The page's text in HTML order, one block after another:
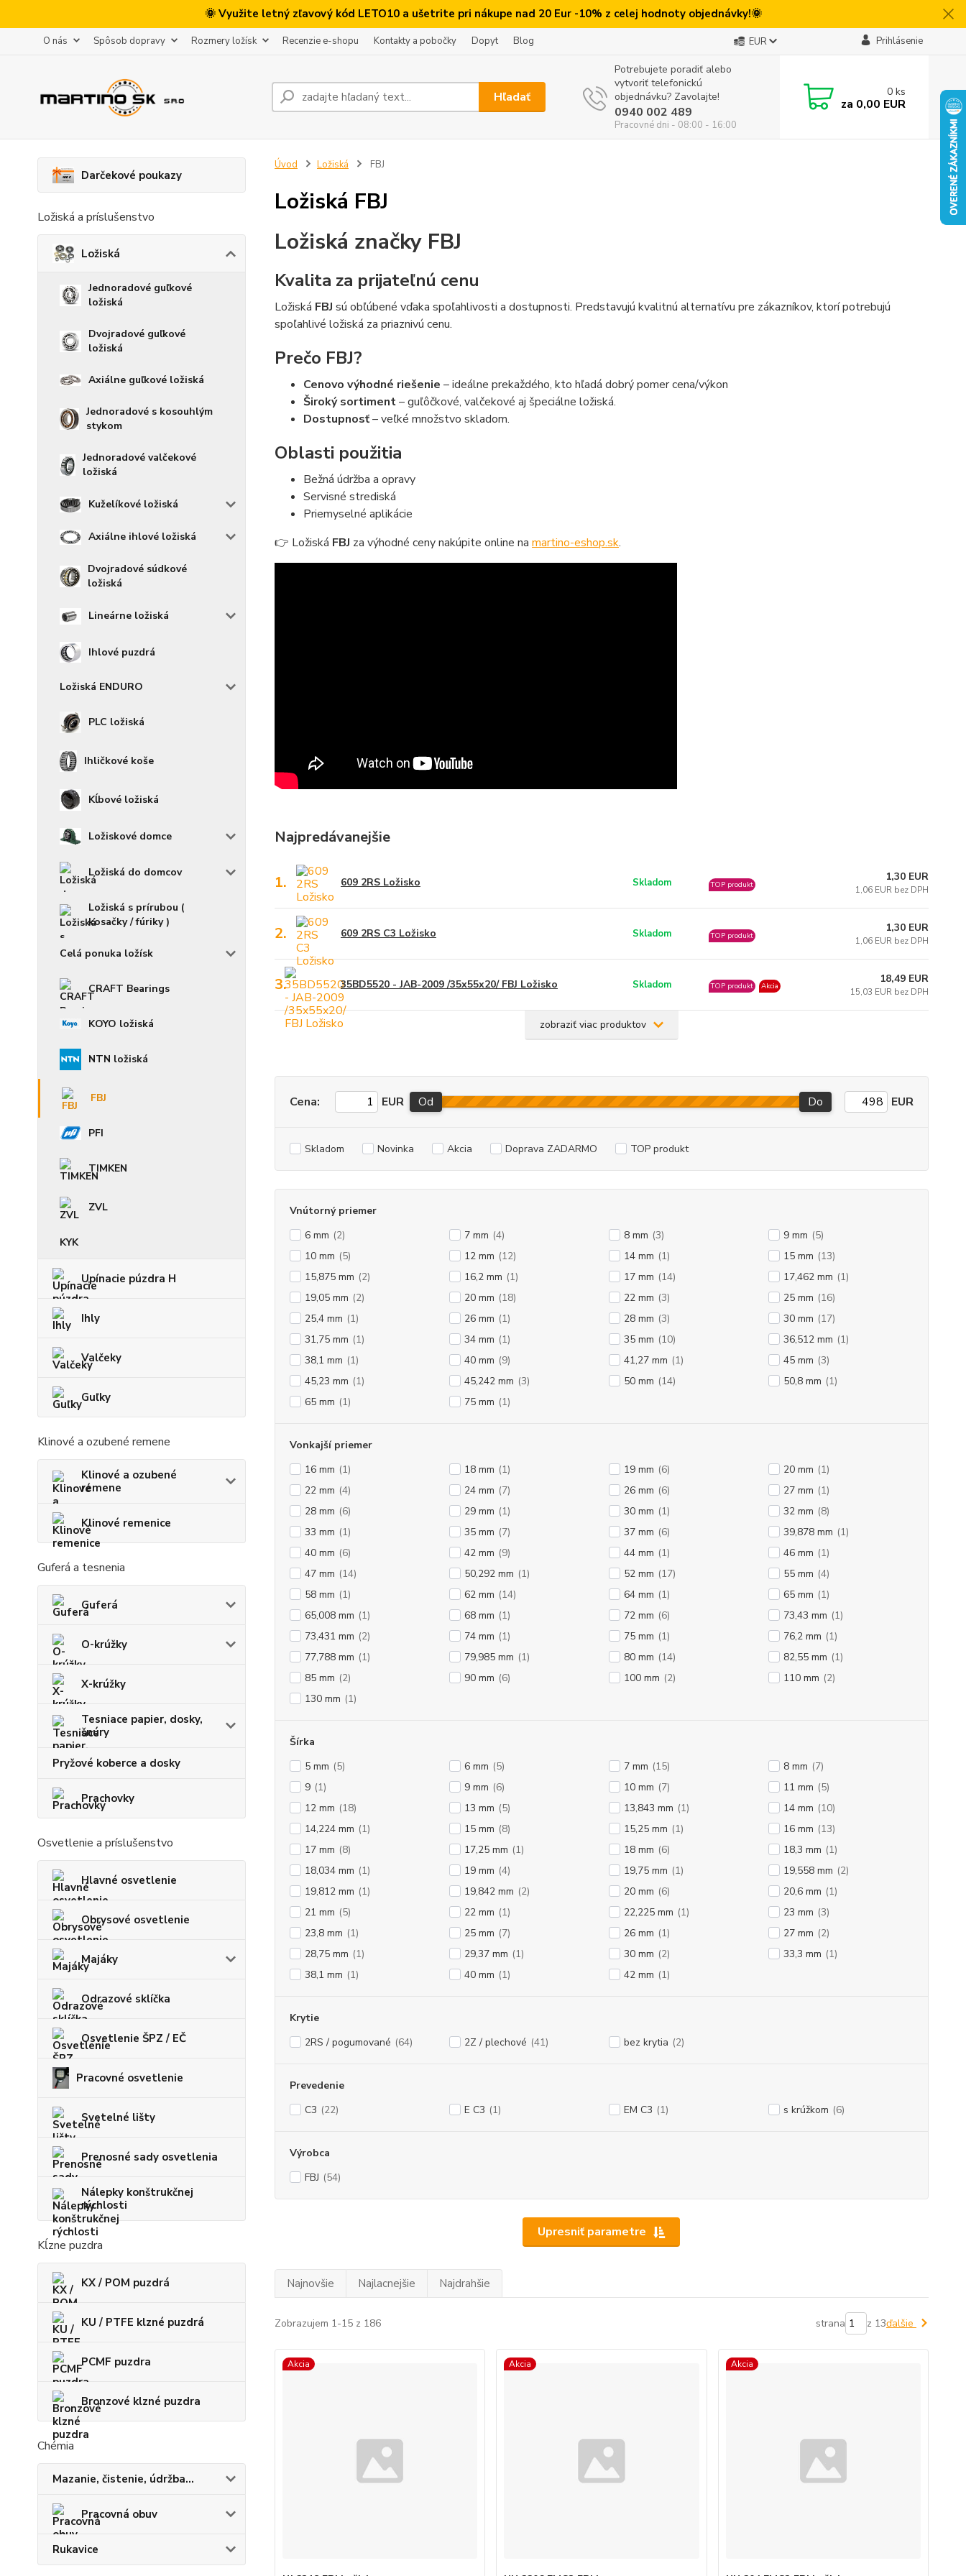
🌞 Využite letný zľavový kód LETO10 a ušetrite pri nákupe nad 20 Eur -10% z celej hodnoty objednávky!🌞
O nás Spôsob dopravy Rozmery ložísk Recenzie e-shopu Kontakty a pobočky Dopyt Blog EUR Prihlásenie
Hľadať
Potrebujete poradiť alebo
vytvoriť telefonickú
objednávku? Zavolajte!
0940 002 489
Pracovné dni - 08:00 - 16:00
0 ks
za 0,00 EUR
Darčekové poukazy
Ložiská a príslušenstvo
Ložiská
Jednoradové guľkové
ložiská
Dvojradové guľkové
ložiská
Axiálne guľkové ložiská
Jednoradové s kosouhlým
stykom
Jednoradové valčekové
ložiská
Kuželíkové ložiská
Axiálne ihlové ložiská
Dvojradové súdkové
ložiská
Lineárne ložiská
Ihlové puzdrá
Ložiská ENDURO
PLC ložiská
Ihličkové koše
Kĺbové ložiská
Ložiskové domce
Ložiská do domcov
Ložiská s prírubou (
kosačky / fúriky )
Celá ponuka ložísk
CRAFT Bearings
KOYO ložiská
NTN ložiská
FBJ
PFI
TIMKEN
ZVL
KYK
Upínacie púzdra H
Ihly
Valčeky
Guľky
Klinové a ozubené remene
Klinové a ozubené
remene
Klinové remenice
Guferá a tesnenia
Guferá
O-krúžky
X-krúžky
Tesniace papier, dosky,
šnúry
Pryžové koberce a dosky
Prachovky
Osvetlenie a príslušenstvo
Hlavné osvetlenie
Obrysové osvetlenie
Majáky
Odrazové sklíčka
Osvetlenie ŠPZ / EČ
Pracovné osvetlenie
Svetelné lišty
Prenosné sady osvetlenia
Nálepky konštrukčnej
rýchlosti
Kĺzne puzdra
KX / POM puzdrá
KU / PTFE klzné puzdrá
PCMF puzdra
Bronzové klzné puzdra
Chémia
Mazanie, čistenie, údržba...
Pracovná obuv
Rukavice
Úvod Ložiská FBJ
Ložiská FBJ
Ložiská značky FBJ
Kvalita za prijateľnú cenu
Ložiská FBJ sú obľúbené vďaka spoľahlivosti a dostupnosti. Predstavujú kvalitnú alternatívu pre zákazníkov, ktorí potrebujú
spoľahlivé ložiská za priaznivú cenu.
Prečo FBJ?
Cenovo výhodné riešenie – ideálne prekaždého, kto hľadá dobrý pomer cena/výkon
Široký sortiment– guľôčkové, valčekové aj špeciálne ložiská.
Dostupnosť– veľké množstvo skladom.
Oblasti použitia
Bežná údržba a opravy
Servisné strediská
Priemyselné aplikácie
👉 Ložiská FBJ za výhodné ceny nakúpite online na martino-eshop.sk.
Najpredávanejšie
1. 609 2RS Ložisko Skladom TOP produkt
1,30 EUR
1,06 EUR bez DPH
2. 609 2RS C3 Ložisko Skladom TOP produkt
1,30 EUR
1,06 EUR bez DPH
3. 35BD5520 - JAB-2009 /35x55x20/ FBJ Ložisko Skladom TOP produkt Akcia
18,49 EUR
15,03 EUR bez DPH
zobraziť viac produktov
Upresniť parametre
Cena: EUR Od Do EUR
Skladom Novinka Akcia Doprava ZADARMO TOP produkt
Vnútorný priemer
6 mm (2) 7 mm (4) 8 mm (3) 9 mm (5)
10 mm (5) 12 mm (12) 14 mm (1) 15 mm (13)
15,875 mm (2) 16,2 mm (1) 17 mm (14) 17,462 mm (1)
19,05 mm (2) 20 mm (18) 22 mm (3) 25 mm (16)
25,4 mm (1) 26 mm (1) 28 mm (3) 30 mm (17)
31,75 mm (1) 34 mm (1) 35 mm (10) 36,512 mm (1)
38,1 mm (1) 40 mm (9) 41,27 mm (1) 45 mm (3)
45,23 mm (1) 45,242 mm (3) 50 mm (14) 50,8 mm (1)
65 mm (1) 75 mm (1)
Vonkajší priemer
16 mm (1) 18 mm (1) 19 mm (6) 20 mm (1)
22 mm (4) 24 mm (7) 26 mm (6) 27 mm (1)
28 mm (6) 29 mm (1) 30 mm (1) 32 mm (8)
33 mm (1) 35 mm (7) 37 mm (6) 39,878 mm (1)
40 mm (6) 42 mm (9) 44 mm (1) 46 mm (1)
47 mm (14) 50,292 mm (1) 52 mm (17) 55 mm (4)
58 mm (1) 62 mm (14) 64 mm (1) 65 mm (1)
65,008 mm (1) 68 mm (1) 72 mm (6) 73,43 mm (1)
73,431 mm (2) 74 mm (1) 75 mm (1) 76,2 mm (1)
77,788 mm (1) 79,985 mm (1) 80 mm (14) 82,55 mm (1)
85 mm (2) 90 mm (6) 100 mm (2) 110 mm (2)
130 mm (1)
Šírka
5 mm (5) 6 mm (5) 7 mm (15) 8 mm (7)
9 (1) 9 mm (6) 10 mm (7) 11 mm (5)
12 mm (18) 13 mm (5) 13,843 mm (1) 14 mm (10)
14,224 mm (1) 15 mm (8) 15,25 mm (1) 16 mm (13)
17 mm (8) 17,25 mm (1) 18 mm (6) 18,3 mm (1)
18,034 mm (1) 19 mm (4) 19,75 mm (1) 19,558 mm (2)
19,812 mm (1) 19,842 mm (2) 20 mm (6) 20,6 mm (1)
21 mm (5) 22 mm (1) 22,225 mm (1) 23 mm (3)
23,8 mm (1) 25 mm (7) 26 mm (1) 27 mm (2)
28,75 mm (1) 29,37 mm (1) 30 mm (2) 33,3 mm (1)
38,1 mm (1) 40 mm (1) 42 mm (1)
Krytie
2RS / pogumované (64) 2Z / plechové (41) bez krytia (2)
Prevedenie
C3 (22) E C3 (1) EM C3 (1) s krúžkom (6)
Výrobca
FBJ (54)
Najnovšie Najlacnejšie Najdrahšie
Zobrazujem 1-15 z 186 strana z 13ďalšie
Akcia Akcia Akcia